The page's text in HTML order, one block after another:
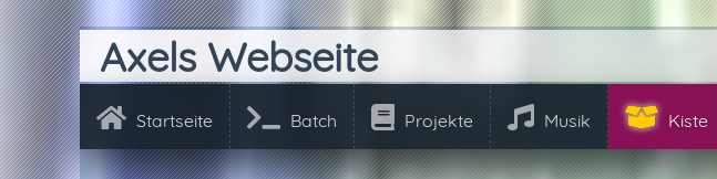
Axels Webseite
Startseite Batch Projekte Musik Kiste